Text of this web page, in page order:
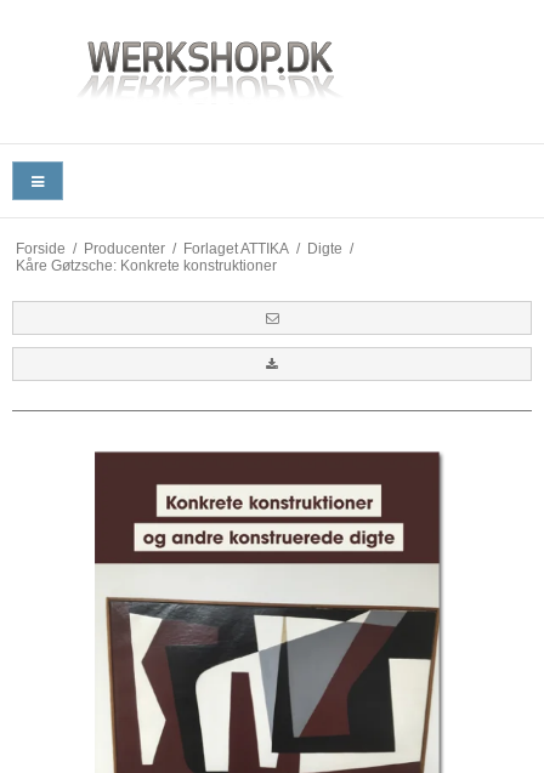
Forside / Producenter / Forlaget ATTIKA / Digte /
Kåre Gøtzsche: Konkrete konstruktioner